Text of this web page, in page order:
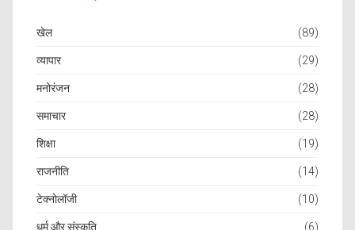
खेल (89)
व्यापार (29)
मनोरंजन (28)
समाचार (28)
शिक्षा (19)
राजनीति (14)
टेक्नोलॉजी (10)
धर्म और संस्कृति (6)